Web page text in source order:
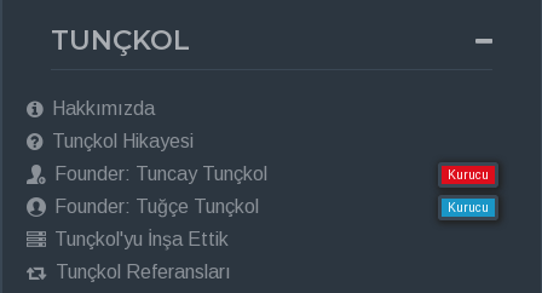
TUNÇKOL
Hakkımızda
Tunçkol Hikayesi
Founder: Tuncay Tunçkol
Kurucu
Founder: Tuğçe Tunçkol Kurucu
Tunçkol'yu İnşa Ettik
Tunçkol Referansları